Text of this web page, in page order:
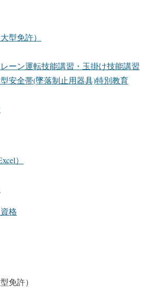
型免許）
ーン運転技能講習・玉掛け技能講習
安全帯(墜落制止用器具)特別教育
）
格
免許）